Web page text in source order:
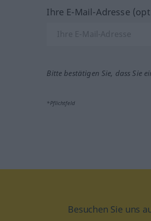
Ihre E-Mail-Adresse
Bitte bestätigen Sie, dass Sie
*Pflichtfeld
Besuchen Sie uns